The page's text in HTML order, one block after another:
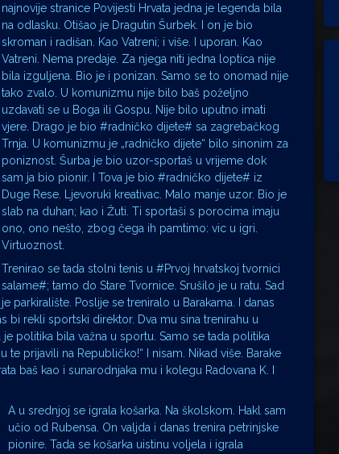
najnovije stranice Povijesti Hrvata jedna je legenda bila
na odlasku. Otišao je Dragutin Šurbek. I on je bio
skroman i radišan. Kao Vatreni; i više. I uporan. Kao
Vatreni. Nema predaje. Za njega niti jedna loptica nije
bila izguljena. Bio je i ponizan. Samo se to onomad nije
tako zvalo. U komunizmu nije bilo baš poželjno
uzdavati se u Boga ili Gospu. Nije bilo uputno imati
vjere. Drago je bio #radničko dijete# sa zagrebačkog
Trnja. U komunizmu je „radničko dijete“ bilo sinonim za
poniznost. Šurba je bio uzor-sportaš u vrijeme dok
sam ja bio pionir. I Tova je bio #radničko dijete# iz
Duge Rese. Ljevoruki kreativac. Malo manje uzor. Bio je
slab na duhan; kao i Žuti. Ti sportaši s porocima imaju
ono, ono nešto, zbog čega ih pamtimo: vic u igri.
Virtuoznost.
Trenirao se tada stolni tenis u #Prvoj hrvatskoj tvornici
salame#; tamo do Stare Tvornice. Srušilo je u ratu. Sad
je parkiralište. Poslije se treniralo u Barakama. I danas
bi rekli sportski direktor. Dva mu sina trenirahu u
politika bila važna u sportu. Samo se tada politika
prijavili na Republičko!“ I nisam. Nikad više. Barake
baš kao i sunarodnjaka mu i kolegu Radovana K. I
A u srednjoj se igrala košarka. Na školskom. Hakl sam
učio od Rubensa. On valjda i danas trenira petrinjske
pionire. Tada se košarka uistinu voljela i igrala